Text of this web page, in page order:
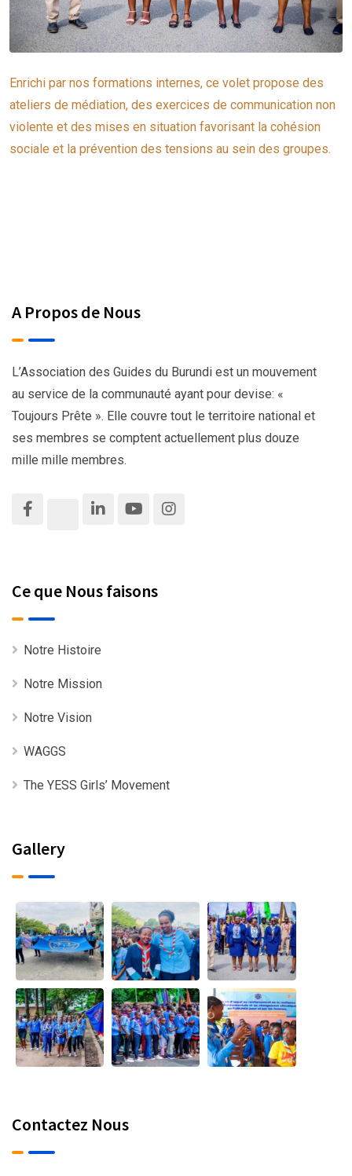
Enrichi par nos formations internes, ce volet propose des
ateliers de médiation, des exercices de communication non
violente et des mises en situation favorisant la cohésion
sociale et la prévention des tensions au sein des groupes.
A Propos de Nous
L’Association des Guides du Burundi est un mouvement
au service de la communauté ayant pour devise: «
Toujours Prête ». Elle couvre tout le territoire national et
ses membres se comptent actuellement plus douze
mille mille membres.
Ce que Nous faisons
Notre Histoire
Notre Mission
Notre Vision
WAGGS
The YESS Girls’ Movement
Gallery
Contactez Nous